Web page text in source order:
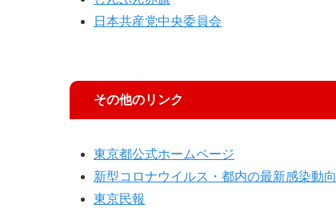
日本共産党中央委員会
その他のリンク
東京都公式ホームページ
新型コロナウイルス・都内の最新感染動向
東京民報